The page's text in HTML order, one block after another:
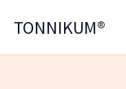
InhaltTONNIKUM®